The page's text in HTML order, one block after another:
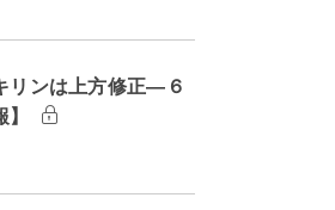
リンは上方修正―６
】